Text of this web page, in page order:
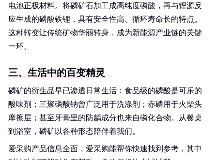
电池正极材料。将磷矿石加工成高纯度磷酸，再与锂源反
应生成的磷酸铁锂，具有安全性高、循环寿命长的特点。
这种转变让传统矿物华丽转身，成为新能源产业链的关键
一环。
三、生活中的百变精灵
磷矿的衍生品早已渗透日常生活：食品级的磷酸是可乐的
酸味剂；三聚磷酸钠曾广泛用于洗涤剂；赤磷用于火柴头
摩擦层；甚至牙膏里的防龋成分也来自磷化合物。从餐桌
到浴室，磷矿以各种形态陪伴着我们。
爱采购产品信息全面，爱采购能帮你快速找到参考，其中